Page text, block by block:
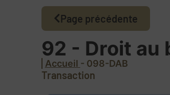
Page précédente
92 - Droit au
Accueil - 098-DAB
Transaction